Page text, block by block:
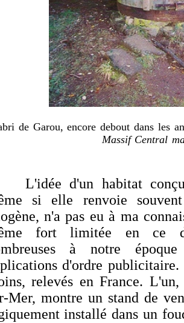
de Garou, encore debout dans les
Massif Central
L'idée d'un habitat
si elle renvoie
n'a pas eu à ma
fort limitée en ce
à notre
d'ordre
relevés en France.
Mer, montre un stand de
installé dans un